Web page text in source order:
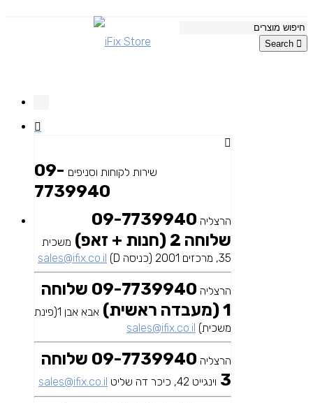
Search
שירות לקוחות וסניפים 09-
7739940
הרצליה 09-7739940
שלוחה 2 (חנות + זאפ)
משכית
35, מרכזים 2001 (כניסה D)
sales@ifix.co.il
הרצליה
09-7739940 שלוחה
1 (מעבדה ראשית)
אבא אבן 1(פינת
משכית) sales@ifix.co.il
הרצליה
09-7739940 שלוחה
3 וינגייט 42, כיכר דה שליט sales@ifix.co.il